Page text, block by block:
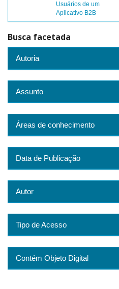
Usuários de um
Aplicativo B2B
Busca facetada
Autoria
Assunto
Áreas de conhecimento
Data de Publicação
Autor
Tipo de Acesso
Contém Objeto Digital